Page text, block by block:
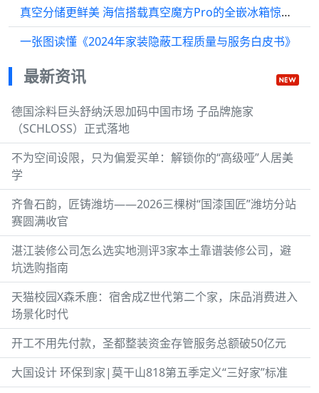
真空分储更鲜美 海信搭载真空魔方Pro的全嵌冰箱惊艳AWE
一张图读懂《2024年家装隐蔽工程质量与服务白皮书》
最新资讯
德国涂料巨头舒纳沃恩加码中国市场 子品牌施家
（SCHLOSS）正式落地
不为空间设限，只为偏爱买单：解锁你的“高级哑”人居美
学
齐鲁石韵，匠铸潍坊——2026三棵树“国漆国匠”潍坊分站
赛圆满收官
湛江装修公司怎么选实地测评3家本土靠谱装修公司，避
坑选购指南
天猫校园X森禾鹿：宿舍成Z世代第二个家，床品消费进入
场景化时代
开工不用先付款，圣都整装资金存管服务总额破50亿元
大国设计 环保到家|莫干山818第五季定义“三好家”标准